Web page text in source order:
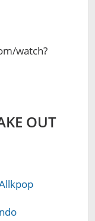
watch?
OUT